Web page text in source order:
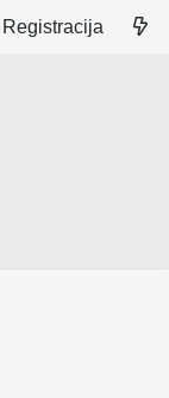
Registracija